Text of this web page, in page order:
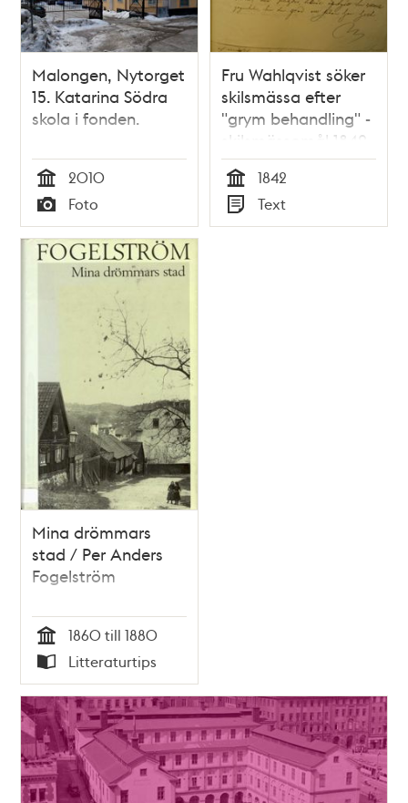
Malongen, Nytorget
15. Katarina Södra
skola i fonden.
Tid
2010
Typ
Foto
Fru Wahlqvist söker
skilsmässa efter
"grym behandling" -
skilsmässomål 1842
Tid
1842
Typ
Text
Mina drömmars
stad / Per Anders
Fogelström
Tid
1860 till 1880
Typ
Litteraturtips